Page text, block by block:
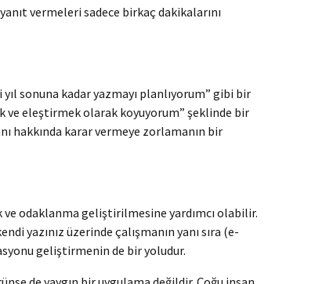
vermeleri sadece birkaç dakikalarını
sonuna kadar yazmayı planlıyorum” gibi bir
ve eleştirmek olarak koyuyorum” şeklinde bir
hakkında karar vermeye zorlamanın bir
ve odaklanma geliştirilmesine yardımcı olabilir.
yazınız üzerinde çalışmanın yanı sıra (e-
geliştirmenin de bir yoludur.